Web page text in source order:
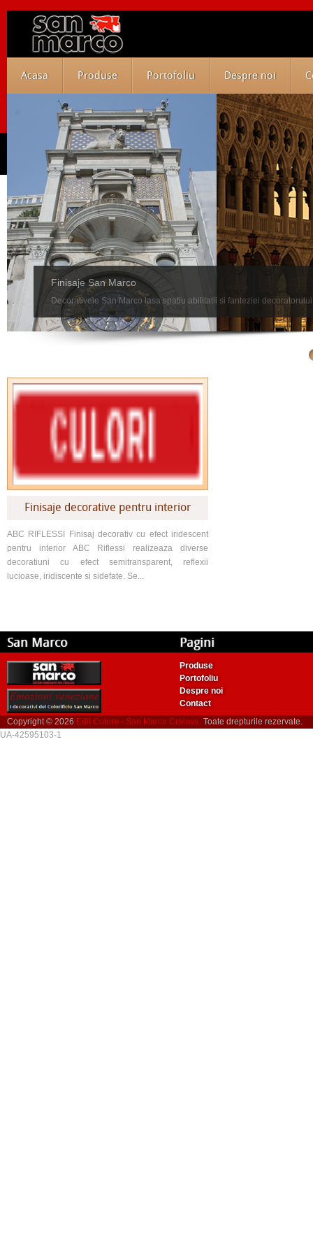
Acasa Produse Portofoliu Despre noi
Finisaje San Marco
Decorativele San Marco lasa spatiu abilitatii si fanteziei
Finisaje decorative pentru interior
ABC RIFLESSI Finisaj decorativ cu efect iridescent
pentru interior ABC Riflessi realizeaza diverse
decoratiuni cu efect semitransparent, reflexii
lucioase, iridiscente si sidefate. Se...
San Marco Pagini
Produse
Portofoliu
Despre noi
Contact
Copyright © 2026 Edil Colore - San Marco Craiova. Toate drepturile rezervate.
UA-42595103-1